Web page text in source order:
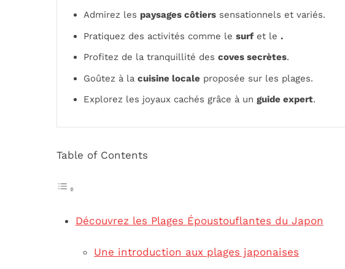
Admirez les paysages côtiers sensationnels et variés.
Pratiquez des activités comme le surf et le .
Profitez de la tranquillité des coves secrètes.
Goûtez à la cuisine locale proposée sur les plages.
Explorez les joyaux cachés grâce à un guide expert.
Table of Contents
Découvrez les Plages Époustouflantes du Japon
Une introduction aux plages japonaises